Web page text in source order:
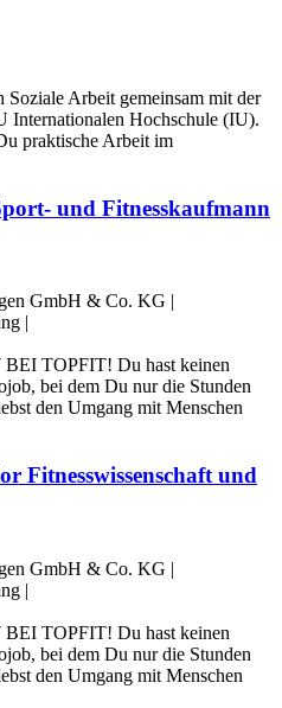
Arbeit gemeinsam mit der
Internationalen Hochschule (IU).
praktische Arbeit im
und Fitnesskaufmann
GmbH & Co. KG |
|
TOPFIT! Du hast keinen
bei dem Du nur die Stunden
den Umgang mit Menschen
Fitnesswissenschaft und
GmbH & Co. KG |
|
TOPFIT! Du hast keinen
bei dem Du nur die Stunden
den Umgang mit Menschen